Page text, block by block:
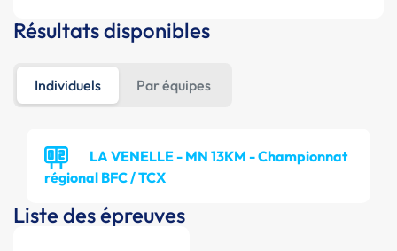
Résultats disponibles
Individuels Par équipes
LA VENELLE - MN 13KM - Championnat
régional BFC / TCX
Liste des épreuves